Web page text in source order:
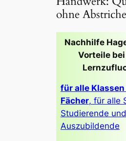
ohne
Nachhilfe
Vorteile
für alle Klassen
Fächer, für alle
Studierende und
Auszubildende